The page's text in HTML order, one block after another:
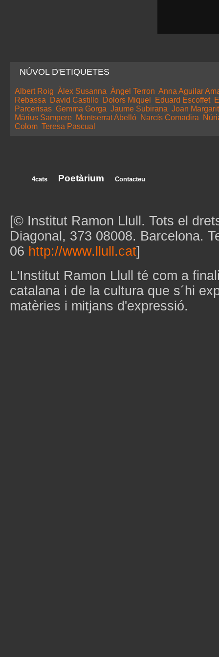
NÚVOL D'ETIQUETES
Albert Roig Àlex Susanna Àngel Terron Anna Aguilar
Rebassa
David Castillo Dolors Miquel Eduard Escoffet
Parcerisas Gemma Gorga Jaume Subirana Joan Margarit
Màrius Sampere Montserrat Abelló Narcís Comadira
Colom Teresa Pascual
4cats Poetàrium Contacteu
[© Institut Ramon Llull. Tots el
Diagonal, 373 08008. Barcelona.
06 http://www.llull.cat]
L'Institut Ramon Llull té com a
catalana i de la cultura que s´hi
matèries i mitjans d'expressió.